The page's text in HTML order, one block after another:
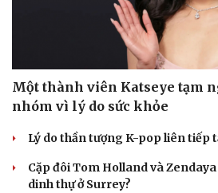
Du lịch
Tư vấn
Săn Tour
Câu
Một thành viên Katseye tạm
nhóm vì lý do sức khỏe
Lý do thần tượng K-pop liên tiếp
Cặp đôi Tom Holland và
dinh thự ở Surrey?